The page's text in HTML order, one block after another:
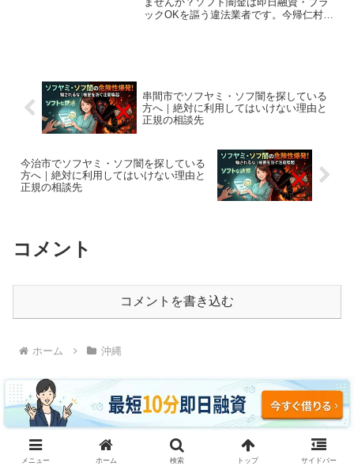
ックOKを謳う違法業者です。今帰仁村周
串間市でソフヤミ・ソフ闇を探している
方へ｜絶対に利用してはいけない理由と
正規の相談先
今治市でソフヤミ・ソフ闇を探している
方へ｜絶対に利用してはいけない理由と
正規の相談先
コメント
コメントを書き込む
ホーム 沖縄
ソフヤミ・ソフ闇に騙されるな｜即日融資・ブラッ
メニュー ホーム 検索 トップ サイドバー